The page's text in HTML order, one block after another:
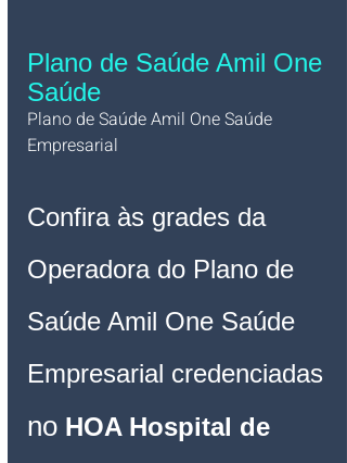
Plano de Saúde Amil One
Saúde
Plano de Saúde Amil One Saúde
Empresarial
Confira às grades da
Operadora do Plano de
Saúde Amil One Saúde
Empresarial credenciadas
no HOA Hospital de